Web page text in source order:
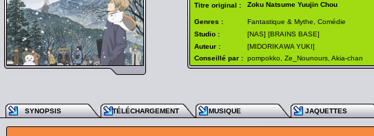
Titre original : Zoku Natsume Yuujin Chou
Genres : Fantastique & Mythe, Comédie
Studio :
[NAS] [BRAINS BASE]
Auteur :
[MIDORIKAWA YUKI]
Conseillé par : pompokko, Ze_Nounours, Akia-chan
SYNOPSIS TÉLÉCHARGEMENT MUSIQUE JAQUETTES